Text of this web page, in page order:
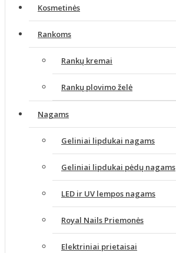
Kosmetinės
Rankoms
Rankų kremai
Rankų plovimo želė
Nagams
Geliniai lipdukai nagams
Geliniai lipdukai pėdų nagams
LED ir UV lempos nagams
Royal Nails Priemonės
Elektriniai prietaisai